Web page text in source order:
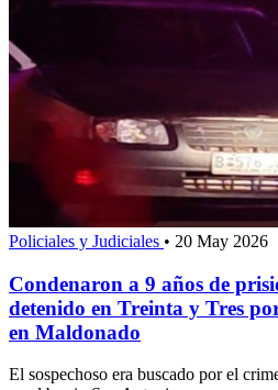
Policiales y Judiciales • 20 May 2026
Condenaron a 9 años de
detenido en Treinta y Tres
en Maldonado
El sospechoso era buscado por el